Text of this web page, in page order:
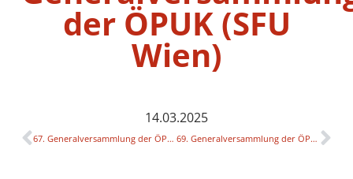
der ÖPUK (SFU
Wien)
14.03.2025
67. Generalversammlung der ÖPUK (MUK Wien) 69. Generalversammlung der ÖPUK (Umit Tirol)